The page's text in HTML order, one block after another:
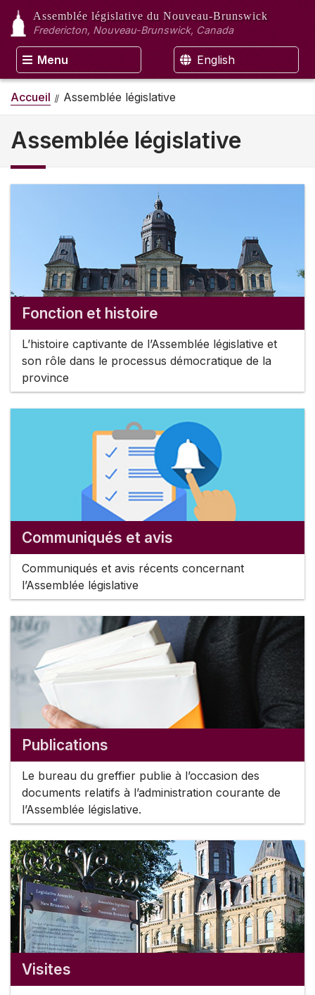
Assemblée législative du Nouveau-Brunswick
Fredericton, Nouveau-Brunswick, Canada
Menu English
Accueil Assemblée législative
Assemblée législative
Fonction et histoire
L’histoire captivante de l’Assemblée législative et
son rôle dans le processus démocratique de la
province
Communiqués et avis
Communiqués et avis récents concernant
l’Assemblée législative
Publications
Le bureau du greffier publie à l’occasion des
documents relatifs à l’administration courante de
l’Assemblée législative.
Visites